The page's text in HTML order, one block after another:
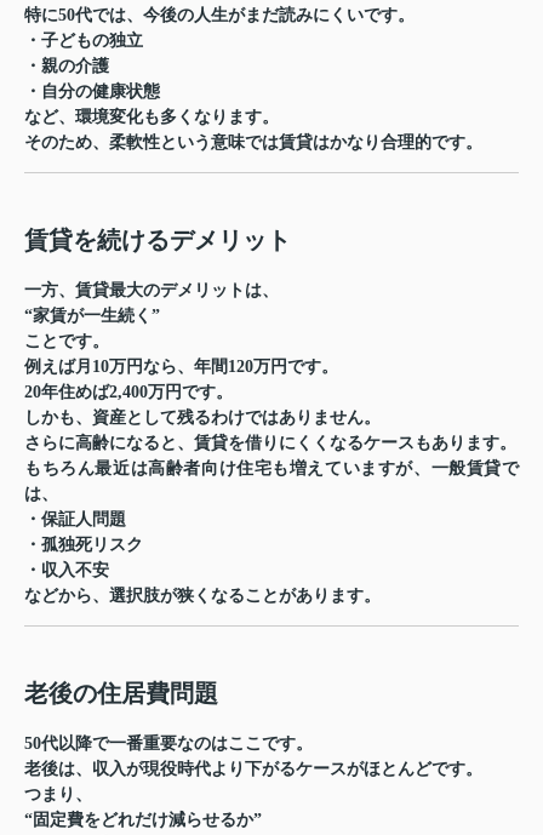
特に50代では、今後の人生がまだ読みにくいです。
・子どもの独立
・親の介護
・自分の健康状態
など、環境変化も多くなります。
そのため、柔軟性という意味では賃貸はかなり合理的です。
賃貸を続けるデメリット
一方、賃貸最大のデメリットは、
“家賃が一生続く”
ことです。
例えば月10万円なら、年間120万円です。
20年住めば2,400万円です。
しかも、資産として残るわけではありません。
さらに高齢になると、賃貸を借りにくくなるケースもあります。
もちろん最近は高齢者向け住宅も増えていますが、一般賃貸で
は、
・保証人問題
・孤独死リスク
・収入不安
などから、選択肢が狭くなることがあります。
老後の住居費問題
50代以降で一番重要なのはここです。
老後は、収入が現役時代より下がるケースがほとんどです。
つまり、
“固定費をどれだけ減らせるか”